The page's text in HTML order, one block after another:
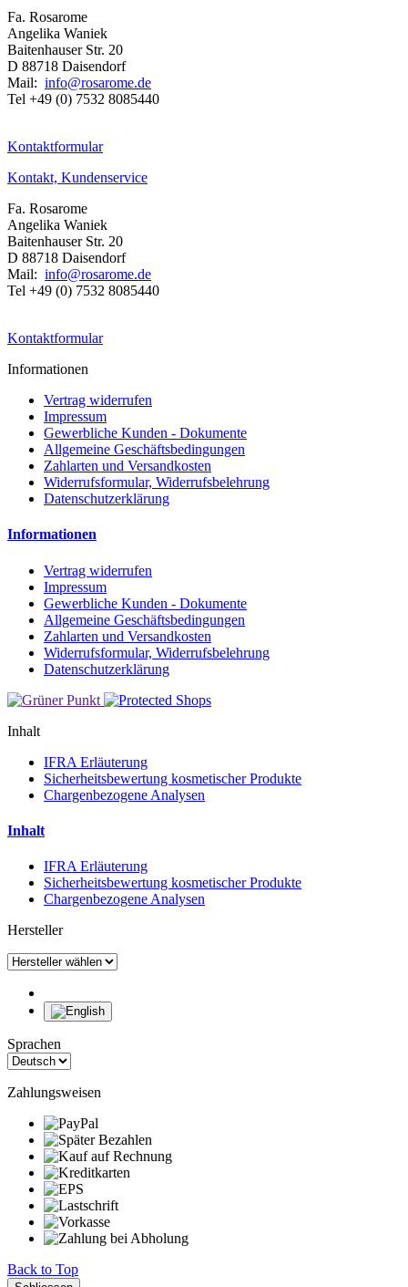
Fa. Rosarome
Angelika Waniek
Baitenhauser Str. 20
D 88718 Daisendorf
Mail: info@rosarome.de
Tel +49 (0) 7532 8085440
Kontaktformular
Kontakt, Kundenservice
Fa. Rosarome
Angelika Waniek
Baitenhauser Str. 20
D 88718 Daisendorf
Mail: info@rosarome.de
Tel +49 (0) 7532 8085440
Kontaktformular
Informationen
Vertrag widerrufen
Impressum
Gewerbliche Kunden - Dokumente
Allgemeine Geschäftsbedingungen
Zahlarten und Versandkosten
Widerrufsformular, Widerrufsbelehrung
Datenschutzerklärung
Informationen
Vertrag widerrufen
Impressum
Gewerbliche Kunden - Dokumente
Allgemeine Geschäftsbedingungen
Zahlarten und Versandkosten
Widerrufsformular, Widerrufsbelehrung
Datenschutzerklärung
Inhalt
IFRA Erläuterung
Sicherheitsbewertung kosmetischer Produkte
Chargenbezogene Analysen
Inhalt
IFRA Erläuterung
Sicherheitsbewertung kosmetischer Produkte
Chargenbezogene Analysen
Hersteller
Sprachen
Zahlungsweisen
Back to Top